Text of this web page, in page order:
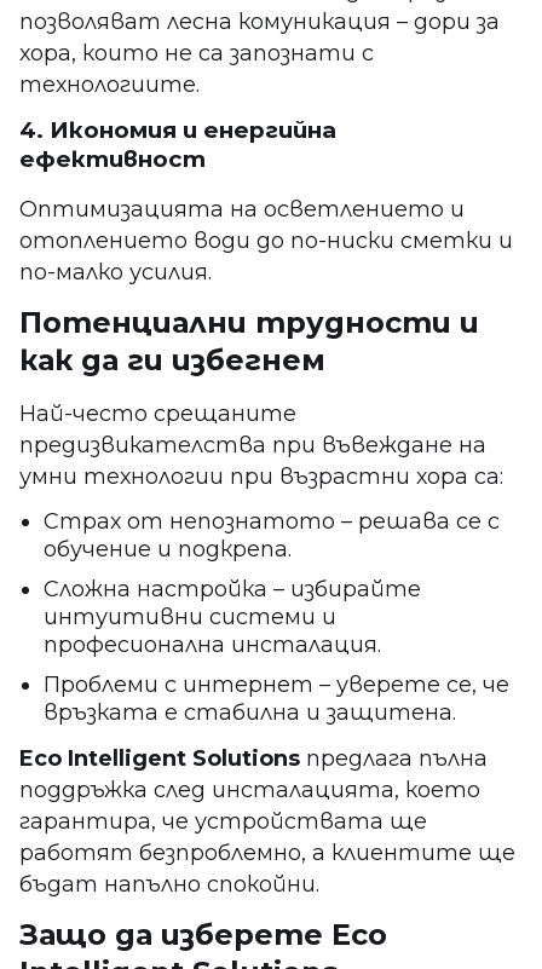
позволяват лесна комуникация – дори за
хора, които не са запознати с
технологиите.
4. Икономия и енергийна
ефективност
Оптимизацията на осветлението и
отоплението води до по-ниски сметки и
по-малко усилия.
Потенциални трудности и
как да ги избегнем
Най-често срещаните
предизвикателства при въвеждане на
умни технологии при възрастни хора са:
Страх от непознатото – решава се с
обучение и подкрепа.
Сложна настройка – избирайте
интуитивни системи и
професионална инсталация.
Проблеми с интернет – уверете се, че
връзката е стабилна и защитена.
Eco Intelligent Solutions предлага пълна
поддръжка след инсталацията, което
гарантира, че устройствата ще
работят безпроблемно, а клиентите ще
бъдат напълно спокойни.
Защо да изберете Eco